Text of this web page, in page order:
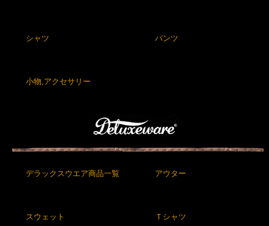
シャツ パンツ
小物,アクセサリー
デラックスウエア商品一覧 アウター
スウェット Ｔシャツ